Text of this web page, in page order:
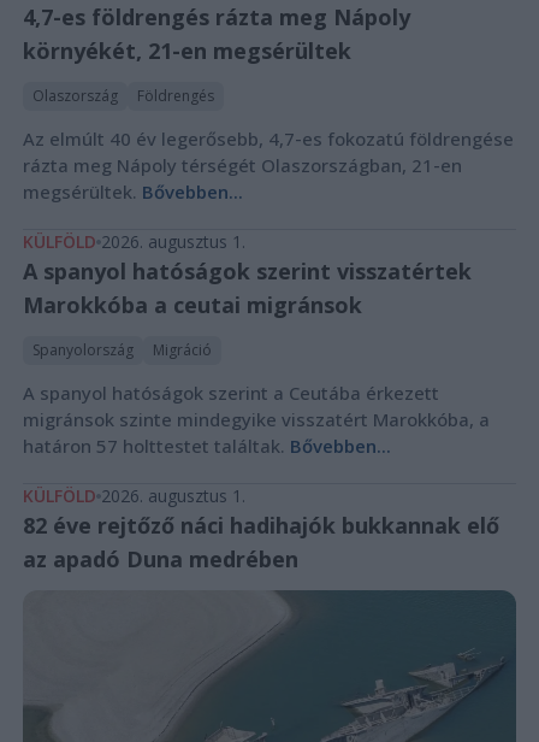
4,7-es földrengés rázta meg Nápoly
környékét, 21-en megsérültek
Olaszország Földrengés
Az elmúlt 40 év legerősebb, 4,7-es fokozatú földrengése
rázta meg Nápoly térségét Olaszországban, 21-en
megsérültek. Bővebben...
KÜLFÖLD 2026. augusztus 1.
A spanyol hatóságok szerint visszatértek
Marokkóba a ceutai migránsok
Spanyolország Migráció
A spanyol hatóságok szerint a Ceutába érkezett
migránsok szinte mindegyike visszatért Marokkóba, a
határon 57 holttestet találtak. Bővebben...
KÜLFÖLD 2026. augusztus 1.
82 éve rejtőző náci hadihajók bukkannak elő
az apadó Duna medrében